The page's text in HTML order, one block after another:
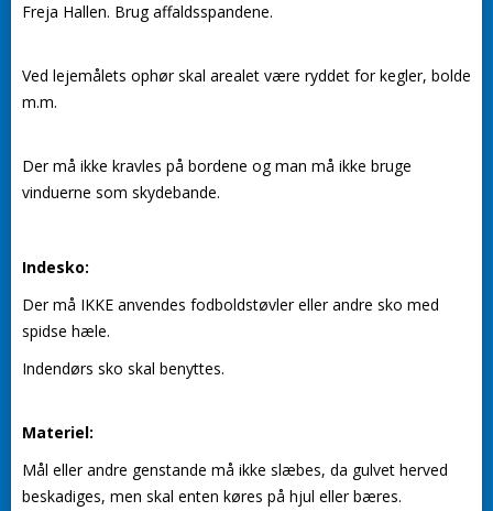
Freja Hallen. Brug affaldsspandene.
Ved lejemålets ophør skal arealet være ryddet for kegler, bolde
m.m.
Der må ikke kravles på bordene og man må ikke bruge
vinduerne som skydebande.
Indesko:
Der må IKKE anvendes fodboldstøvler eller andre sko med
spidse hæle.
Indendørs sko skal benyttes.
Materiel:
Mål eller andre genstande må ikke slæbes, da gulvet herved
beskadiges, men skal enten køres på hjul eller bæres.